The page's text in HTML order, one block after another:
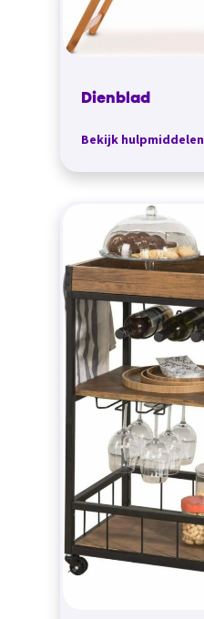
Dienblad
Bekijk hulpmiddelen